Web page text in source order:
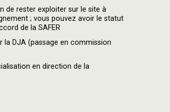
de rester exploiter sur le site à
; vous pouvez avoir le statut
de la SAFER
la DJA (passage en commission
en direction de la